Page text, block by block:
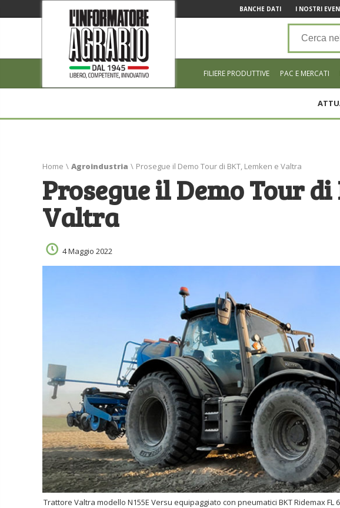
BANCHE DATI I NOSTRI
FILIERE PRODUTTIVE PAC E MERCATI
Home \ Agroindustria \ Prosegue il Demo Tour di BKT, Lemken e Valtra
Prosegue il Demo Tour di
Valtra
4 Maggio 2022
Trattore Valtra modello N155E Versu equipaggiato con pneumatici BKT Ridemax FL